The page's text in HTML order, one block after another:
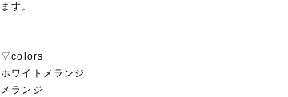
ます。
▽colors
ホワイトメランジ
メランジ